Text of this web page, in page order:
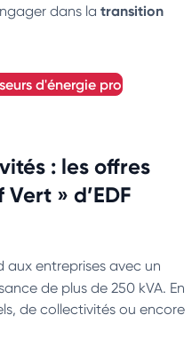
dans la transition
d'énergie pro
: les offres
» d’EDF
aux entreprises avec un
de plus de 250 kVA. En
de collectivités ou encore